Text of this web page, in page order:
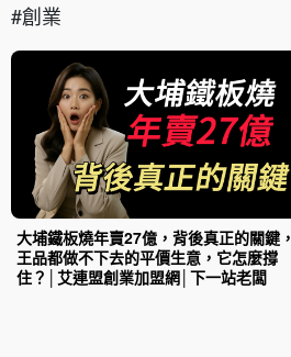
#創業
大埔鐵板燒年賣27億，背後真正的關鍵，
王品都做不下去的平價生意，它怎麼撐
住？│艾連盟創業加盟網│下一站老闆